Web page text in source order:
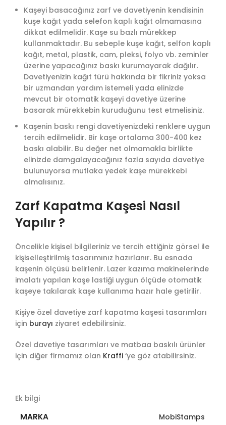
Kaşeyi basacağınız zarf ve davetiyenin kendisinin
kuşe kağıt yada selefon kaplı kağıt olmamasına
dikkat edilmelidir. Kaşe su bazlı mürekkep
kullanmaktadır. Bu sebeple kuşe kağıt, selfon kaplı
kağıt, metal, plastik, cam, pleksi, folyo vb. zeminler
üzerine yapacağınız baskı kurumayarak dağılır.
Davetiyenizin kağıt türü hakkında bir fikriniz yoksa
bir uzmandan yardım istemeli yada elinizde
mevcut bir otomatik kaşeyi davetiye üzerine
basarak mürekkebin kuruduğunu test etmelisiniz.
Kaşenin baskı rengi davetiyenizdeki renklere uygun
tercih edilmelidir. Bir kaşe ortalama 300-400 kez
baskı alabilir. Bu değer net olmamakla birlikte
elinizde damgalayacağınız fazla sayıda davetiye
bulunuyorsa mutlaka yedek kaşe mürekkebi
almalısınız.
Zarf Kapatma Kaşesi Nasıl
Yapılır ?
Öncelikle kişisel bilgileriniz ve tercih ettiğiniz görsel ile
kişiselleştirilmiş tasarımınız hazırlanır. Bu esnada
kaşenin ölçüsü belirlenir. Lazer kazıma makinelerinde
imalatı yapılan kaşe lastiği uygun ölçüde otomatik
kaşeye takılarak kaşe kullanıma hazır hale getirilir.
Kişiye özel davetiye zarf kapatma kaşesi tasarımları
için burayı ziyaret edebilirsiniz.
Özel davetiye tasarımları ve matbaa baskılı ürünler
için diğer firmamız olan Kraffi ‘ye göz atabilirsiniz.
Ek bilgi
MARKA
MobiStamps